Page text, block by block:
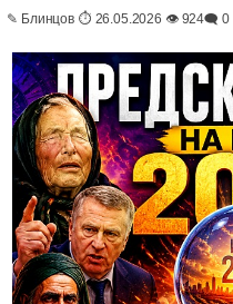
✎ Блинцов ⏱ 26.05.2026 👁 924🗨 0